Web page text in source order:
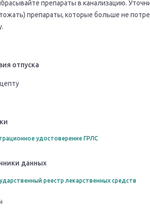
препараты в канализацию.
препараты, которые больше не
отпуска
удостоверение ГРЛС
данных
реестр лекарственных средств